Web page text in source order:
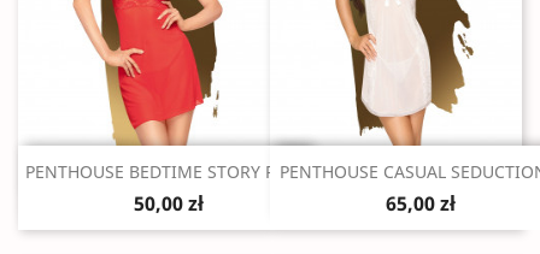
Szybki podgląd
PENTHOUSE BEDTIME STORY RED...
50,00 zł
Szybki podgląd
PENTHOUSE CASUAL
65,00 zł